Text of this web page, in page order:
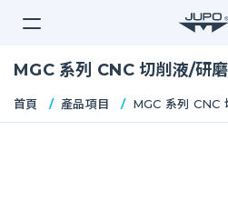
Jupo
MGC 系列 CNC 切削液/研
首頁 產品項目 MGC 系列 CNC